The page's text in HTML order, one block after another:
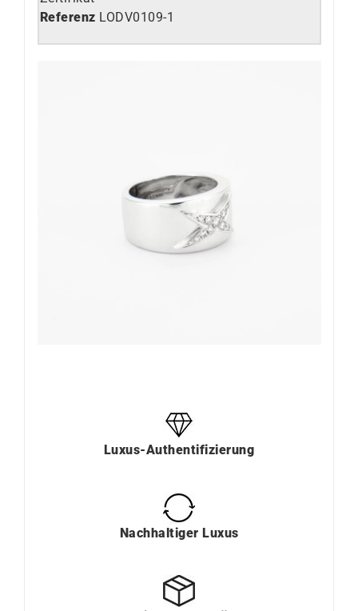
Referenz LODV0109-1
Luxus-Authentifizierung
Nachhaltiger Luxus